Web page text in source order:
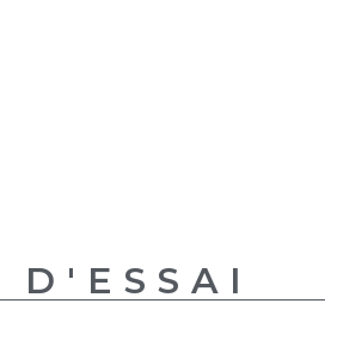
D'ESSAI